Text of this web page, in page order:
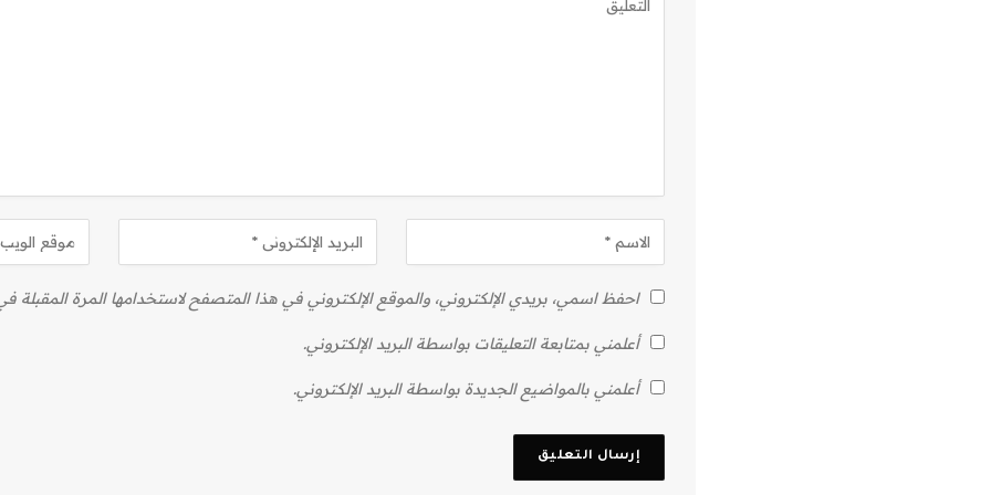
احفظ اسمي، بريدي الإلكتروني، والموقع الإلكتروني في هذا المتصفح لاستخدامها المرة المقبلة
أعلمني بمتابعة التعليقات بواسطة البريد الإلكتروني.
أعلمني بالمواضيع الجديدة بواسطة البريد الإلكتروني.